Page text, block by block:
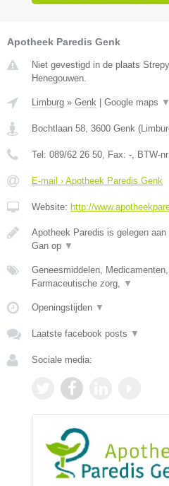
Apotheek Paredis Genk
Niet gevestigd in de plaats
Henegouwen.
Limburg » Genk | Google maps ▼
Bochtlaan 58 3600 Genk (
Tel: 089/62 26 50 , Fax: - , BTW-
E-mail › Apotheek Paredis Genk
Website: http://
Apotheek Paredis is gelegen
Gan op ▼
Geneesmiddelen,
Farmaceutische zorg,
▼
Openingstijden ▼
Laatste facebook posts ▼
Sociale media: